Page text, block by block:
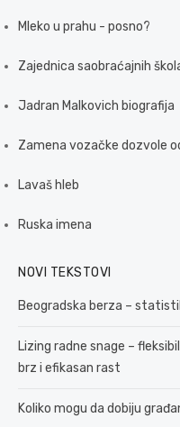
Mleko u prahu - posno?
Zajednica saobraćajnih
Jadran Malkovich biografija
Zamena vozačke dozvole
Lavaš hleb
Ruska imena
NOVI TEKSTOVI
Beogradska berza –
Lizing radne snage –
brz i efikasan rast
Koliko mogu da dobiju